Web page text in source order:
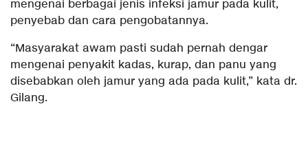
mengenai berbagai jenis infeksi jamur pada kulit,
penyebab dan cara pengobatannya.
“Masyarakat awam pasti sudah pernah dengar
mengenai penyakit kadas, kurap, dan panu yang
disebabkan oleh jamur yang ada pada kulit,” kata dr.
Gilang.